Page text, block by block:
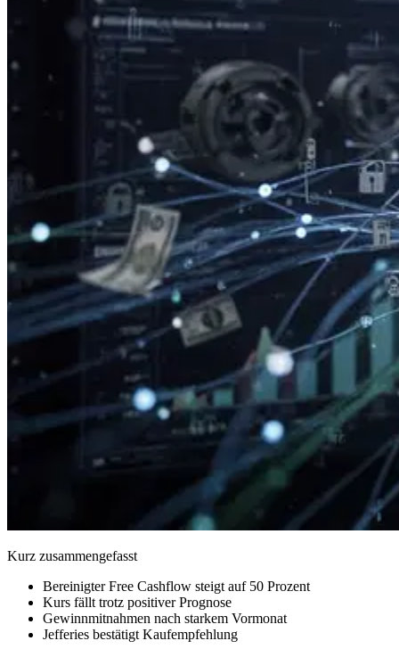
Kurz zusammengefasst
Bereinigter Free Cashflow steigt auf 50 Prozent
Kurs fällt trotz positiver Prognose
Gewinnmitnahmen nach starkem Vormonat
Jefferies bestätigt Kaufempfehlung